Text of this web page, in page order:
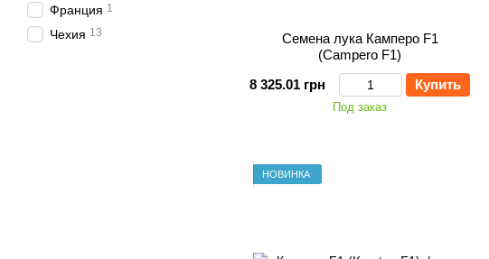
Семена лука Камперо F1
(Campero F1)
8 325.01 грн
Купить
Под заказ
НОВИНКА
Франция 1
Чехия 13